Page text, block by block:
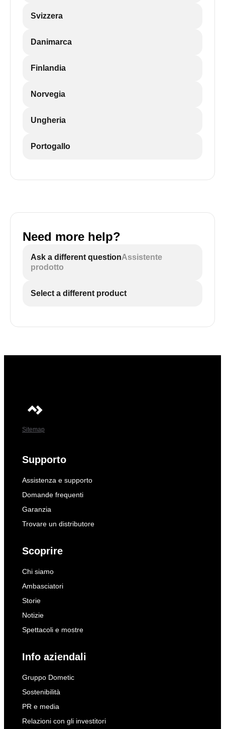
Svizzera
Danimarca
Finlandia
Norvegia
Ungheria
Portogallo
Need more help?
Ask a different questionAssistente
prodotto
Select a different product
Sitemap
Supporto
Assistenza e supporto
Domande frequenti
Garanzia
Trovare un distributore
Scoprire
Chi siamo
Ambasciatori
Storie
Notizie
Spettacoli e mostre
Info aziendali
Gruppo Dometic
Sostenibilità
PR e media
Relazioni con gli investitori